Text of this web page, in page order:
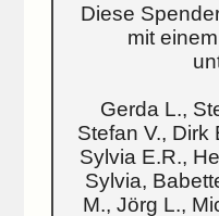
Diese
mit
Gerda L.,
Stefan V., Dirk
Sylvia E.R.,
Sylvia,
M., Jörg L.,